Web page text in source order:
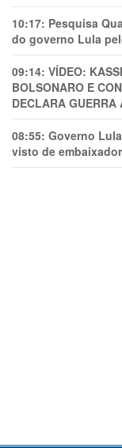
10:17: Pesquisa
do governo Lula
09:14: VÍDEO:
BOLSONARO E
DECLARA
08:55: Governo
visto de